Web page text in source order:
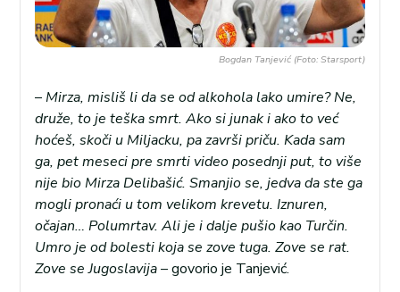
Bogdan Tanjević (Foto: Starsport)
–Mirza, misliš li da se od alkohola lako umire? Ne,
druže, to je teška smrt. Ako si junak i ako to već
hoćeš, skoči u Miljacku, pa završi priču. Kada sam
ga, pet meseci pre smrti video posednji put, to više
nije bio Mirza Delibašić. Smanjio se, jedva da ste ga
mogli pronaći u tom velikom krevetu. Iznuren,
očajan… Polumrtav. Ali je i dalje pušio kao Turčin.
Umro je od bolesti koja se zove tuga. Zove se rat.
Zove se Jugoslavija– govorio je Tanjević.